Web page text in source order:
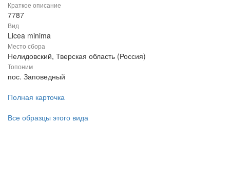
Краткое описание
7787
Вид
Licea minima
Место сбора
Нелидовский, Тверская область (Россия)
Топоним
пос. Заповедный
Полная карточка
Все образцы этого вида